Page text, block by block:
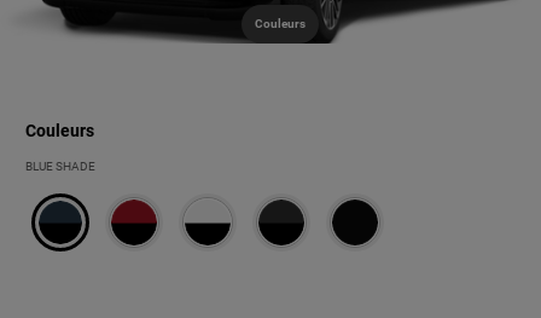
Couleurs
Couleurs
BLUE SHADE
Couleurs